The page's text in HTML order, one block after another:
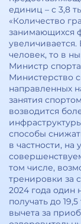
единиц – с 3,8
«Количество
занимающихся
увеличивается.
человек, то в
Министр
Министерство
направленных
занятия
возводится
способы
в частности, на
том числе,
тренировки за
2024 года один
получать до
вычета за